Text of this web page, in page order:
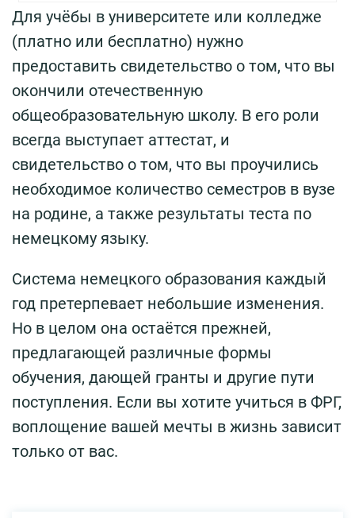
Для учёбы в университете или колледже
(платно или бесплатно) нужно
предоставить свидетельство о том, что вы
окончили отечественную
общеобразовательную школу. В его роли
всегда выступает аттестат, и
свидетельство о том, что вы проучились
необходимое количество семестров в вузе
на родине, а также результаты теста по
немецкому языку.
Система немецкого образования каждый
год претерпевает небольшие изменения.
Но в целом она остаётся прежней,
предлагающей различные формы
обучения, дающей гранты и другие пути
поступления. Если вы хотите учиться в ФРГ,
воплощение вашей мечты в жизнь зависит
только от вас.